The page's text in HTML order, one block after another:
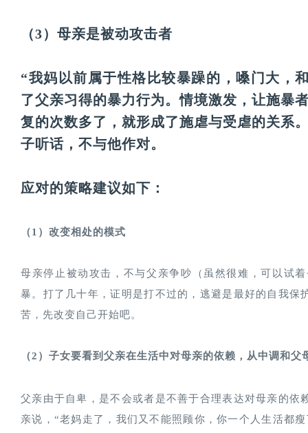
（3）母亲是被动攻击者
“我妈以前属于性格比较暴躁的，嗓门大，
了父亲习得的暴力行为。情境激发，让施暴
复的次数多了，就形成了施虐与受虐的关系
子听话，不与他作对。
应对的策略建议如下：
（1）改变相处的模式
母亲停止被动攻击，不与父亲争吵（虽然很难，可以试
暴。打了几十年，证明是打不过的，逃避是最好的自我
苦，先改变自己开始吧。
（2）子女要看到父亲在生活中对母亲的依赖，从中调和父
父亲由于自卑，是不会或者是不善于合理表达对母亲的
亲说，“老妈走了，我们又不能照顾你，你一个人生活都